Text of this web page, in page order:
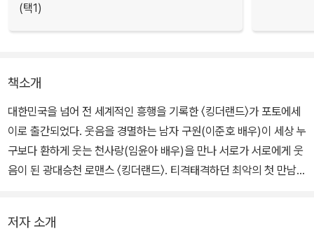
(택1)
책소개
대한민국을 넘어 전 세계적인 흥행을 기록한 〈킹더랜드〉가 포토에세
이로 출간되었다. 웃음을 경멸하는 남자 구원(이준호 배우)이 세상 누
구보다 환하게 웃는 천사랑(임윤아 배우)을 만나 서로가 서로에게 웃
음이 된 광대승천 로맨스 〈킹더랜드〉. 티격태격하던 최악의 첫 만남부
저자 소개